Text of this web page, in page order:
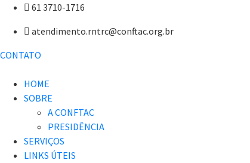
61 3710-1716
atendimento.rntrc@conftac.org.br
CONTATO
HOME
SOBRE
A CONFTAC
PRESIDÊNCIA
SERVIÇOS
LINKS ÚTEIS